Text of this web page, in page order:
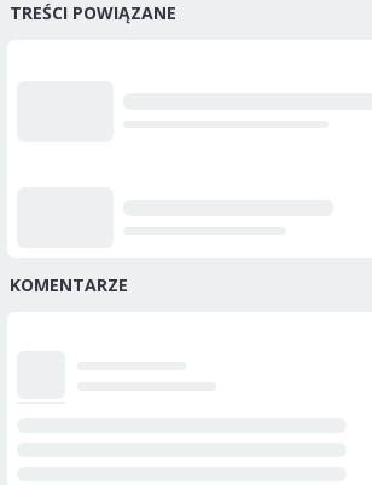
TREŚCI POWIĄZANE
KOMENTARZE